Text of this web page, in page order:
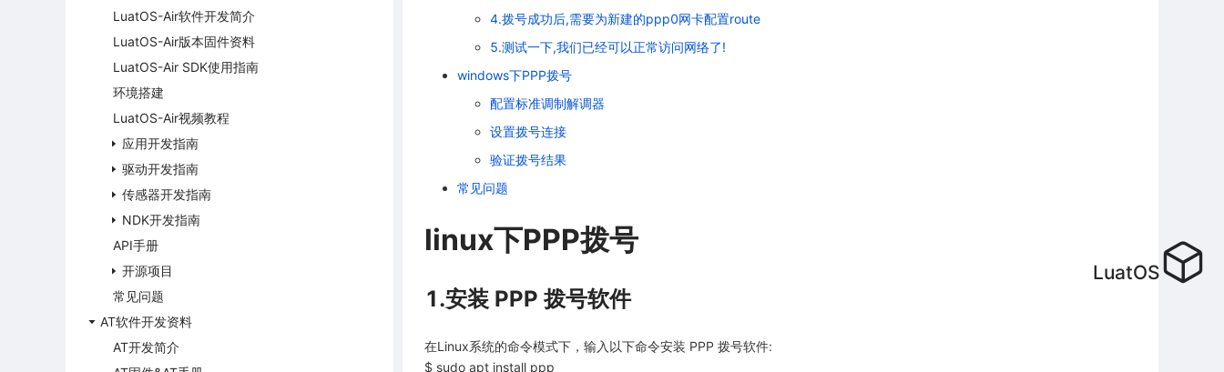
LuatOS
LuatOS-Air软件开发简介
LuatOS-Air版本固件资料
LuatOS-Air SDK使用指南
环境搭建
LuatOS-Air视频教程
应用开发指南
驱动开发指南
传感器开发指南
NDK开发指南
API手册
开源项目
常见问题
AT软件开发资料
AT开发简介
4.拨号成功后,需要为新建的ppp0网卡配置route
5.测试一下,我们已经可以正常访问网络了!
windows下PPP拨号
配置标准调制解调器
设置拨号连接
验证拨号结果
常见问题
linux下PPP拨号
1.安装 PPP 拨号软件
在Linux系统的命令模式下，输入以下命令安装 PPP 拨号软件:
$ sudo apt install ppp